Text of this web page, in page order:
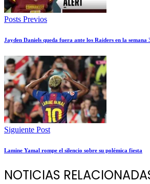
Posts Previos
Jayden Daniels queda fuera ante los Raiders en la semana
Siguiente Post
Lamine Yamal rompe el silencio sobre su polémica fiesta
NOTICIAS